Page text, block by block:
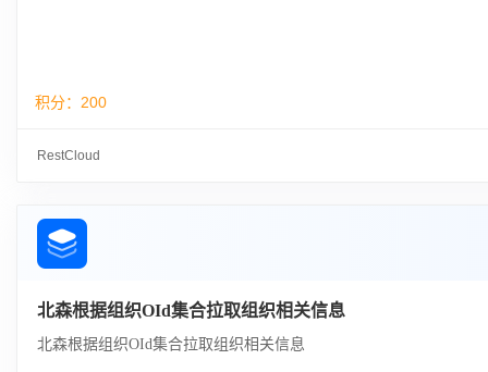
积分： 200
RestCloud
北森根据组织OId集合拉取组织相关信息
北森根据组织OId集合拉取组织相关信息